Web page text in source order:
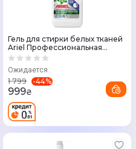
Гель для стирки белых тканей
Ariel Профессиональная
Формула 5 л
Ожидается
1 799 -44%
999₴